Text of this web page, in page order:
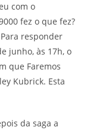
com o
fez o que fez?
responder
junho, às 17h, o
que Faremos
Kubrick. Esta
da saga a